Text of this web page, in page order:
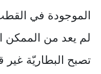
الموجودة في القطب
لم يعد من الممكن
تصبح البطاريّة غير